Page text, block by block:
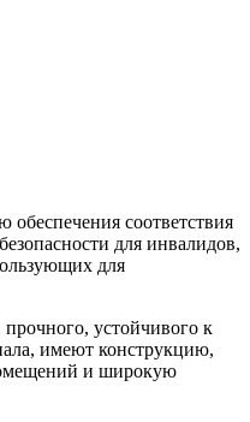
соответствия
для инвалидов,
для
устойчивого к
имеют конструкцию,
и широкую